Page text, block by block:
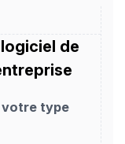
de
votre type